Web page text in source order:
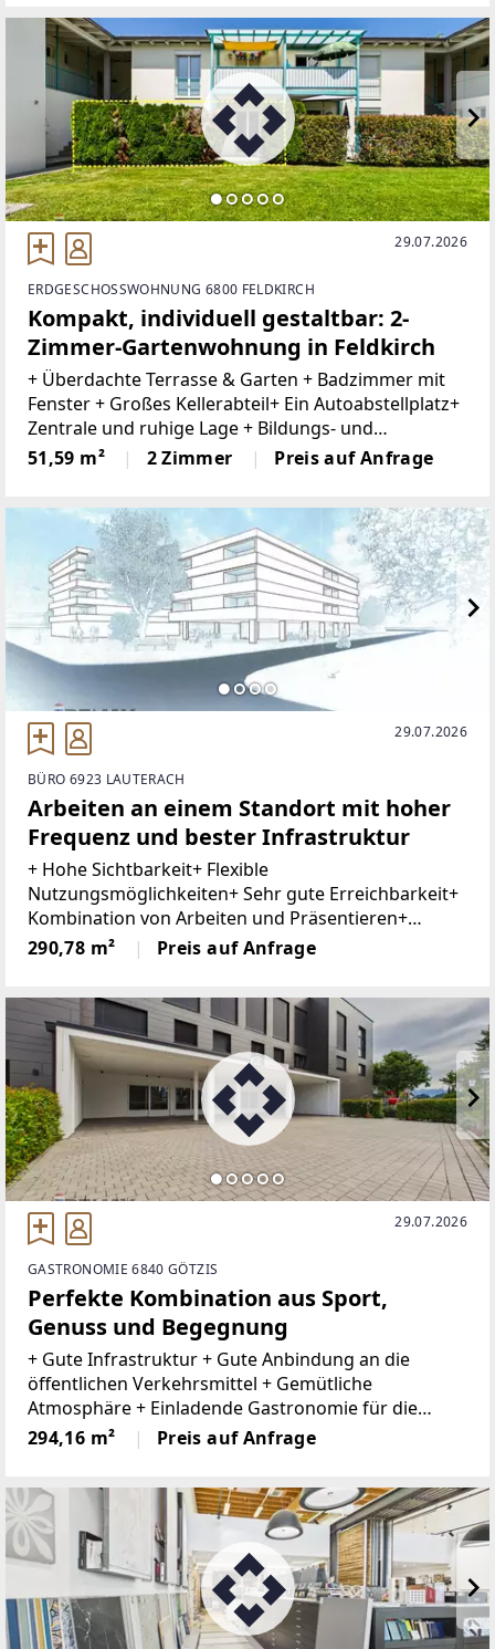
29.07.2026
ERDGESCHOSSWOHNUNG 6800 FELDKIRCH
Kompakt, individuell gestaltbar: 2-
Zimmer-Gartenwohnung in Feldkirch
+ Überdachte Terrasse & Garten + Badzimmer mit
Fenster + Großes Kellerabteil+ Ein Autoabstellplatz+
Zentrale und ruhige Lage + Bildungs- und
Gesundheitseinrichtungen in der Nähe +
Lebensmittelgeschäfte und Nahversorger fußläufig
51,59 m² 2 Zimmer Preis auf Anfrage
29.07.2026
BÜRO 6923 LAUTERACH
Arbeiten an einem Standort mit hoher
Frequenz und bester Infrastruktur
+ Hohe Sichtbarkeit+ Flexible
Nutzungsmöglichkeiten+ Sehr gute Erreichbarkeit+
Kombination von Arbeiten und Präsentieren+
Barrierefrei+ Ausreichend Besucherparkplätze+
Tiefgaragenplatz optionalIn hoch frequentierter
290,78 m² Preis auf Anfrage
29.07.2026
GASTRONOMIE 6840 GÖTZIS
Perfekte Kombination aus Sport,
Genuss und Begegnung
+ Gute Infrastruktur + Gute Anbindung an die
öffentlichen Verkehrsmittel + Gemütliche
Atmosphäre + Einladende Gastronomie für die
Tennis/Padelspieler + 50 Sitzplätze im Innenbereich
sowie zusätzlicher Gastgarten+ Gemütlicher
294,16 m² Preis auf Anfrage